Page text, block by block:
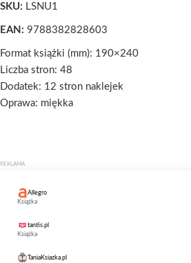
SKU: LSNU1
EAN: 9788382828603
Format książki (mm): 190×240
Liczba stron: 48
Dodatek: 12 stron naklejek
Oprawa: miękka